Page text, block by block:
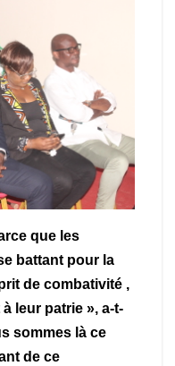
que les
battant pour la
de combativité ,
leur patrie », a-t-
sommes là ce
de ce